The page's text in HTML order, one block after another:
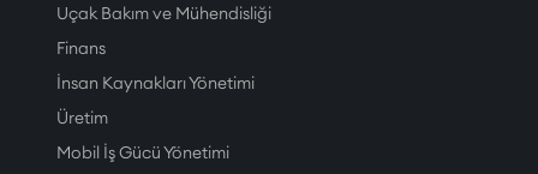
Uçak Bakım ve Mühendisliği
Finans
İnsan Kaynakları Yönetimi
Üretim
Mobil İş Gücü Yönetimi